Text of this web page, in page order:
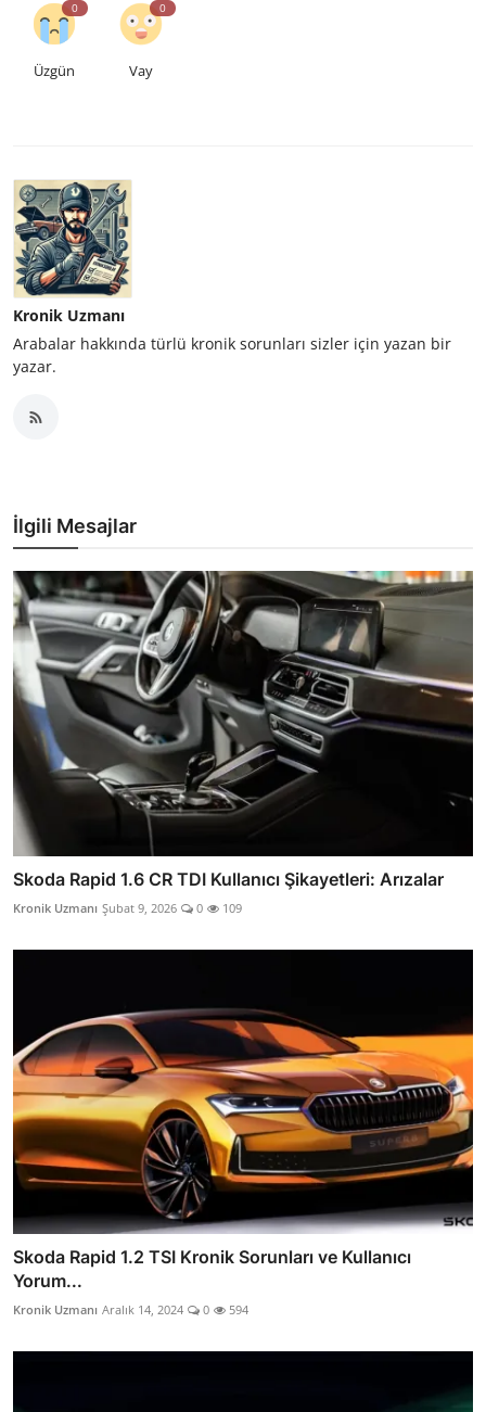
0
Üzgün
0
Vay
Kronik Uzmanı
Arabalar hakkında türlü kronik sorunları sizler için yazan bir
yazar.
İlgili Mesajlar
Skoda Rapid 1.6 CR TDI Kullanıcı Şikayetleri: Arızalar
Kronik Uzmanı Şubat 9, 2026 0 109
Skoda Rapid 1.2 TSI Kronik Sorunları ve Kullanıcı
Yorum...
Kronik Uzmanı Aralık 14, 2024 0 594